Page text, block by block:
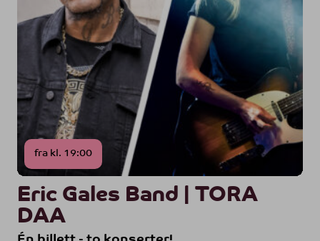
fra kl. 19:00
Eric Gales Band | TORA
DAA